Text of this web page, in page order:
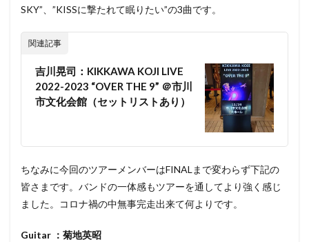
SKY”、”KISSに撃たれて眠りたい”の3曲です。
関連記事
吉川晃司：KIKKAWA KOJI LIVE
2022-2023 “OVER THE 9” ＠市川
市文化会館（セットリストあり）
ちなみに今回のツアーメンバーはFINALまで変わらず下記の
皆さまです。バンドの一体感もツアーを通してより強く感じ
ました。コロナ禍の中無事完走出来て何よりです。
Guitar ：菊地英昭